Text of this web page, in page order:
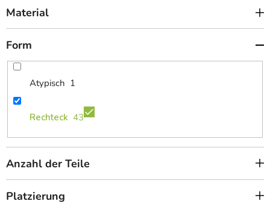
Material
Form
Atypisch 1
Rechteck 43
Anzahl der Teile
Platzierung